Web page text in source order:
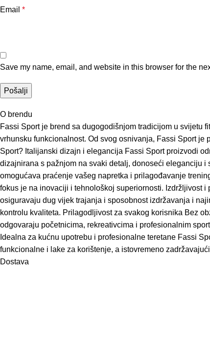
Email *
Save my name, email, and website in this browser for the
O brendu
Fassi Sport je brend sa dugogodišnjom tradicijom u svijetu
vrhunsku funkcionalnost. Od svog osnivanja, Fassi Sport
Sport? Italijanski dizajn i elegancija Fassi Sport proizvodi
dizajnirana s pažnjom na svaki detalj, donoseći eleganciju
omogućava praćenje vašeg napretka i prilagođavanje
fokus je na inovaciji i tehnološkoj superiornosti. Izdržljivost
osiguravaju dug vijek trajanja i sposobnost izdržavanja i
kontrolu kvaliteta. Prilagodljivost za svakog korisnika Bez
odgovaraju početnicima, rekreativcima i profesionalnim
Idealna za kućnu upotrebu i profesionalne teretane Fassi
funkcionalne i lake za korištenje, a istovremeno
Dostava